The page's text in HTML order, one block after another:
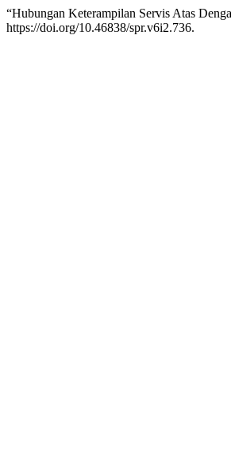
“Hubungan Keterampilan Servis Atas
https://doi.org/10.46838/spr.v6i2.736.